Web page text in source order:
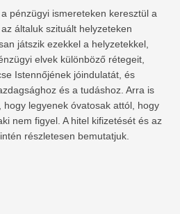
pénzügyi ismereteken keresztül a
általuk szituált helyzeteken
játszik ezekkel a helyzetekkel,
elvek különböző rétegeit,
Istennőjének jóindulatát, és
és a tudáshoz. Arra is
legyenek óvatosak attól, hogy
nem figyel. A hitel kifizetését és az
részletesen bemutatjuk.